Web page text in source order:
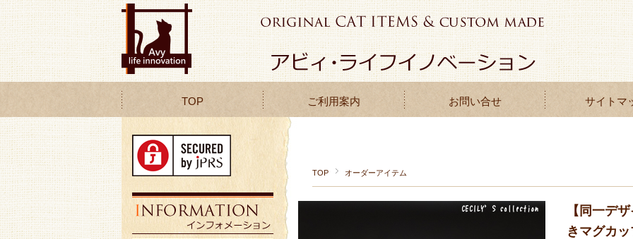
TOP ご利用案内 お問い合せ サイトマ
TOP オーダーアイテム
【同一デ
きマグカ